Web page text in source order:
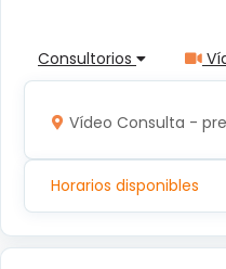
Consultorios
Vídeo Consulta -
Horarios disponibles